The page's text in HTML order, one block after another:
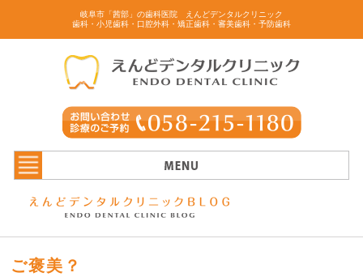
岐阜市「茜部」の歯科医院 えんどデンタルクリニック
歯科・小児歯科・口腔外科・矯正歯科・審美歯科・予防歯科
ご褒美？